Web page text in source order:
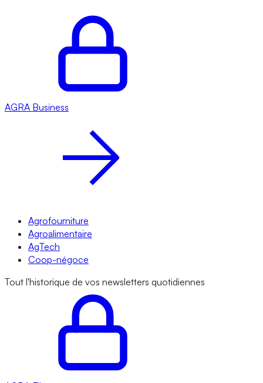
AGRA Business
Agrofourniture
Agroalimentaire
AgTech
Coop-négoce
Tout l'historique de vos newsletters quotidiennes